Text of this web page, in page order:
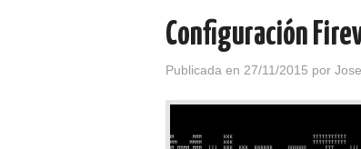
Configuración
Publicada en 27/11/2015 por